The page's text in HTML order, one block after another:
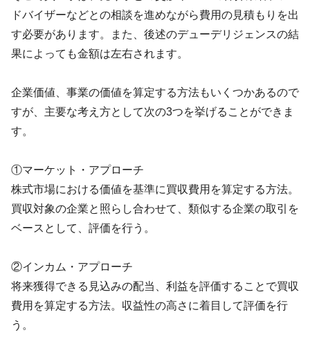
ドバイザーなどとの相談を進めながら費用の見積もりを出
す必要があります。また、後述のデューデリジェンスの結
果によっても金額は左右されます。
企業価値、事業の価値を算定する方法もいくつかあるので
すが、主要な考え方として次の3つを挙げることができま
す。
①マーケット・アプローチ
株式市場における価値を基準に買収費用を算定する方法。
買収対象の企業と照らし合わせて、類似する企業の取引を
ベースとして、評価を行う。
②インカム・アプローチ
将来獲得できる見込みの配当、利益を評価することで買収
費用を算定する方法。収益性の高さに着目して評価を行
う。